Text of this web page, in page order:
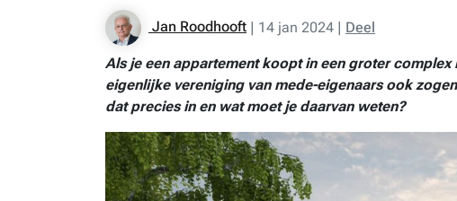
Jan Roodhooft | 14 jan 2024 | Deel
Als je een appartement koopt in een groter complex
eigenlijke vereniging van mede-eigenaars ook
dat precies in en wat moet je daarvan weten?